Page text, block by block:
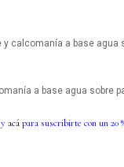
calcomanía a base agua
a base agua sobre
acápara suscribirte con un 20